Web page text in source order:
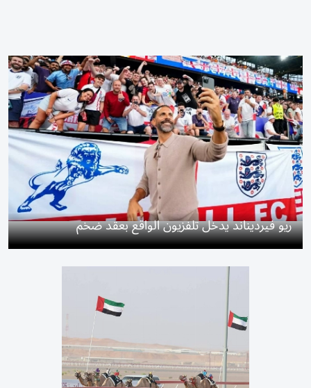
ريو فيرديناند يدخل تلفزيون الواقع بعقد ضخم